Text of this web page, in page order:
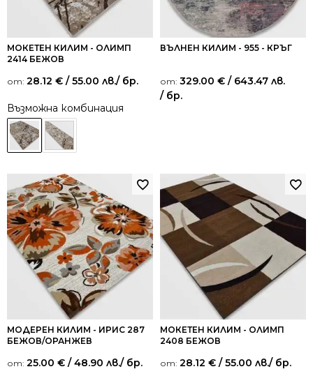
МОКЕТЕН КИЛИМ - ОЛИМП
2414 БЕЖОВ
от: 28.12 € / 55.00 лв./ бр.
Възможна комбинация
ВЪЛНЕН КИЛИМ - 955 - КРЪГ
от: 329.00 € / 643.47 лв.
/ бр.
МОДЕРЕН КИЛИМ - ИРИС 287
БЕЖОВ/ОРАНЖЕВ
от: 25.00 € / 48.90 лв./ бр.
МОКЕТЕН КИЛИМ - ОЛИМП
2408 БЕЖОВ
от: 28.12 € / 55.00 лв./ бр.